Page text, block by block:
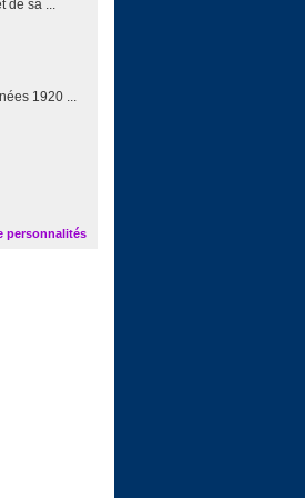
de sa ...
1920 ...
personnalités